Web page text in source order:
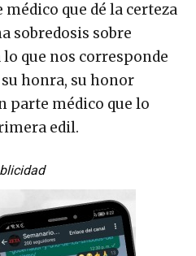
que dé la certeza
sobredosis sobre
que nos corresponde
honra, su honor
parte médico que lo
edil.